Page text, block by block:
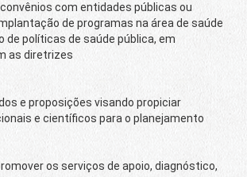
com entidades públicas ou
de programas na área de saúde
de políticas de saúde pública, em
as diretrizes
e proposições visando propiciar
e científicos para o planejamento
os serviços de apoio, diagnóstico,